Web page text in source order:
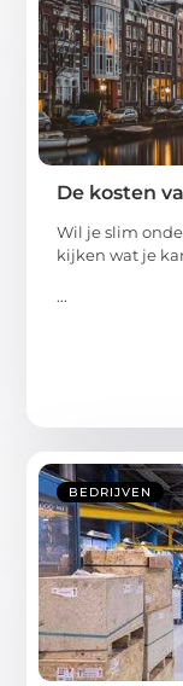
De kosten
Wil je slim
kijken wat je
...
BEDRIJVEN